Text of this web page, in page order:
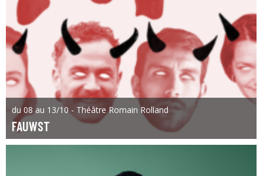
du 08 au 13/10 - Théâtre Romain Rolland
FAUWST